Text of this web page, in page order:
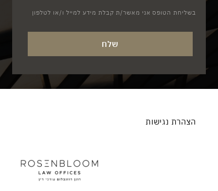
בשליחת הטופס אני מאשר/ת קבלת מידע למייל ו/או לטלפון
הצהרת נגישות